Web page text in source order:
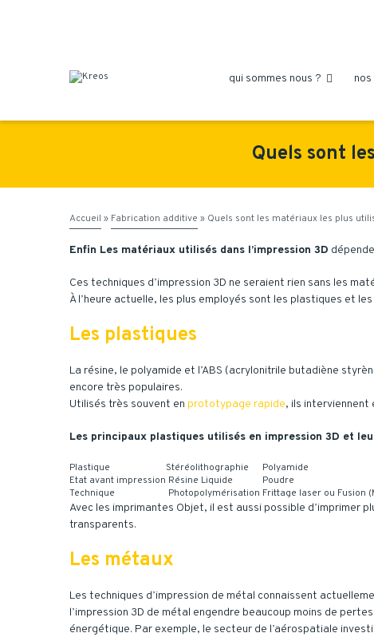
qui sommes nous ? 
Quels sont
Accueil » Fabrication additive » Quels sont les matériaux les plus
Enfin Les matériaux utilisés dans l’impression 3D
Ces techniques d’impression 3D ne seraient rien sans les
À l’heure actuelle, les plus employés sont les plastiques et
Les plastiques
La résine, le polyamide et l’ABS (acrylonitrile butadiène
encore très populaires.
Utilisés très souvent en prototypage rapide, ils interviennent
Les principaux plastiques utilisés en impression 3D et
Plastique Stéréolithographie Polyamide
Etat avant impression Résine Liquide Poudre
Technique
Photopolymérisation Frittage laser ou Fusion
Avec les imprimantes Objet, il est aussi possible d’imprimer
transparents.
Les métaux
Les techniques d’impression de métal connaissent
l’impression 3D de métal engendre beaucoup moins de
énergétique. Par exemple, le secteur de l’aérospatiale